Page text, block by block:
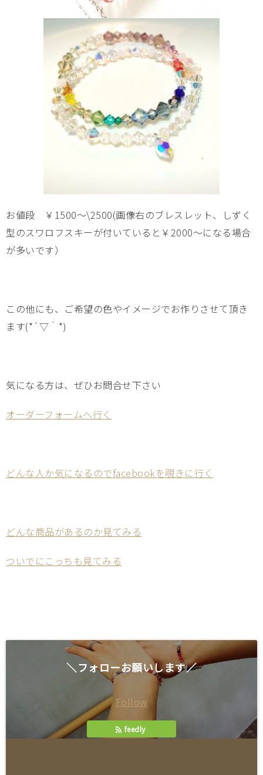
お値段 ￥1500～\2500(画像右のブレスレット、しずく
型のスワロフスキーが付いていると￥2000～になる場合
が多いです）
この他にも、ご希望の色やイメージでお作りさせて頂き
ます(*´▽｀*)
気になる方は、ぜひお問合せ下さい
オーダーフォームへ行く
どんな人か気になるのでfacebookを覗きに行く
どんな商品があるのか見てみる
ついでにこっちも見てみる
＼フォローお願いします／
Follow
feedly